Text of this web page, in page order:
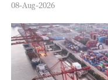
08-Aug-2026